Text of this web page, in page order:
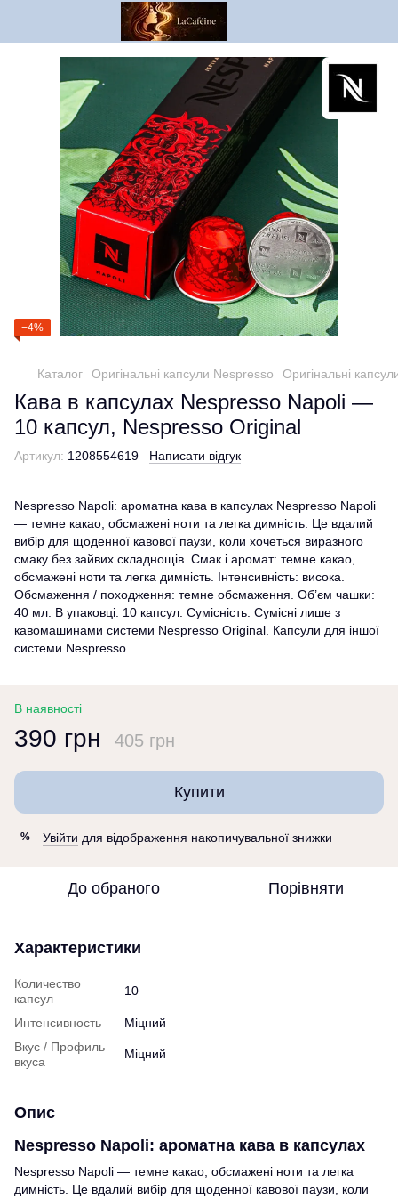
−4%
Каталог Оригінальні капсули Nespresso Оригінальні
Кава в капсулах Nespresso Napoli —
10 капсул, Nespresso Original
Артикул: 1208554619 Написати відгук
Nespresso Napoli: ароматна кава в капсулах Nespresso Napoli
— темне какао, обсмажені ноти та легка димність. Це вдалий
вибір для щоденної кавової паузи, коли хочеться виразного
смаку без зайвих складнощів. Смак і аромат: темне какао,
обсмажені ноти та легка димність. Інтенсивність: висока.
Обсмаження / походження: темне обсмаження. Об’єм чашки:
40 мл. В упаковці: 10 капсул. Сумісність: Сумісні лише з
кавомашинами системи Nespresso Original. Капсули для іншої
системи Nespresso
В наявності
390 грн 405 грн
Купити
% Увійти для відображення накопичувальної знижки
До обраного Порівняти
Характеристики
Количество
капсул
10
Интенсивность
Міцний
Вкус / Профиль
вкуса
Міцний
Опис
Nespresso Napoli: ароматна кава в капсулах
Nespresso Napoli — темне какао, обсмажені ноти та легка
димність. Це вдалий вибір для щоденної кавової паузи, коли